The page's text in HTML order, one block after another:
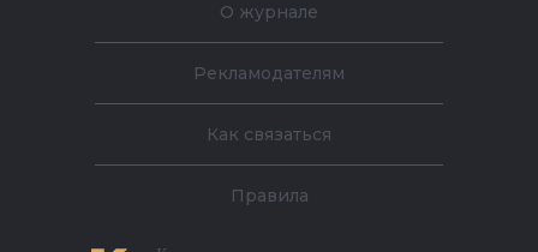
О журнале
Рекламодателям
Как связаться
Правила